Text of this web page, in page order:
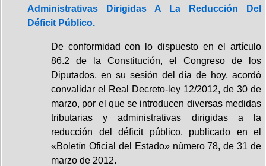
Administrativas Dirigidas A La Reducción Del
Déficit Público.
De conformidad con lo dispuesto en el artículo
86.2 de la Constitución, el Congreso de los
Diputados, en su sesión del día de hoy, acordó
convalidar el Real Decreto-ley 12/2012, de 30 de
marzo, por el que se introducen diversas medidas
tributarias y administrativas dirigidas a la
reducción del déficit público, publicado en el
«Boletín Oficial del Estado» número 78, de 31 de
marzo de 2012.